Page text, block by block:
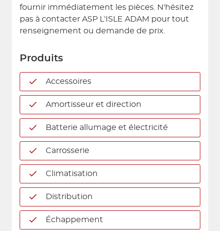
fournir immédiatement les pièces. N'hésitez
pas à contacter ASP L'ISLE ADAM pour tout
renseignement ou demande de prix.
Produits
Accessoires
Amortisseur et direction
Batterie allumage et électricité
Carrosserie
Climatisation
Distribution
Échappement